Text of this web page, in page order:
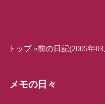
トップ «前の日記(2005年
メモの日々